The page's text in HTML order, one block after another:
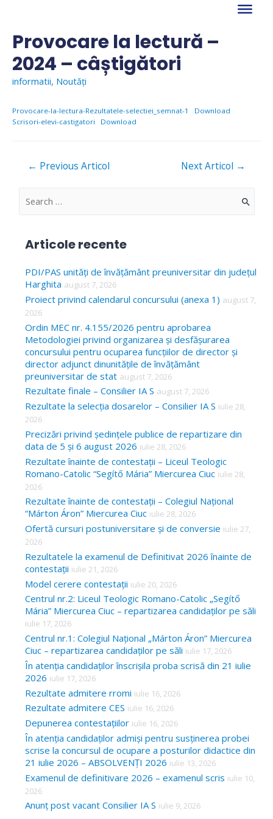
contentProvocare la lectură –
2024 – câștigători
informatii, Noutăți
Provocare-la-lectura-Rezultatele-selectiei_semnat-1
Download
Scrisori-elevi-castigatori
Download
Navigare
← Previous Articol Next Articol →
S
c
h
f
o
r
Articole recente
PDI/PAS unități de învățământ preuniversitar din județul
Harghita august 7, 2026
Proiect privind calendarul concursului (anexa 1) august 7,
2026
Ordin MEC nr. 4.155/2026 pentru aprobarea
Metodologiei privind organizarea și desfășurarea
concursului pentru ocuparea funcțiilor de director și
director adjunct dinunitățile de învățământ
preuniversitar de stat august 7, 2026
Rezultate finale – Consilier IA S august 7, 2026
Rezultate la selecția dosarelor – Consilier IA S iulie 28,
2026
Precizări privind ședințele publice de repartizare din
data de 5 și 6 august 2026 iulie 28, 2026
Rezultate înainte de contestații – Liceul Teologic
Romano-Catolic “Segítő Mária” Miercurea Ciuc iulie 28,
2026
Rezultate înainte de contestații – Colegiul Național
“Márton Áron” Miercurea Ciuc iulie 28, 2026
Ofertă cursuri postuniversitare și de conversie iulie 27,
2026
Rezultatele la examenul de Definitivat 2026 înainte de
contestații iulie 21, 2026
Model cerere contestații iulie 20, 2026
Centrul nr.2: Liceul Teologic Romano-Catolic „Segítő
Mária” Miercurea Ciuc – repartizarea candidaților pe săli
iulie 17, 2026
Centrul nr.1: Colegiul Național „Márton Áron” Miercurea
Ciuc – repartizarea candidaților pe săli iulie 17, 2026
În atenția candidaților înscrișila proba scrisă din 21 iulie
2026 iulie 17, 2026
Rezultate admitere rromi iulie 16, 2026
Rezultate admitere CES iulie 16, 2026
Depunerea contestațiilor iulie 16, 2026
În atenția candidaților admiși pentru susținerea probei
scrise la concursul de ocupare a posturilor didactice din
21 iulie 2026 – ABSOLVENȚI 2026 iulie 13, 2026
Examenul de definitivare 2026 – examenul scris iulie 10,
2026
Anunț post vacant Consilier IA S iulie 9, 2026